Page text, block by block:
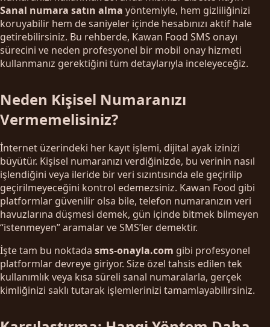
Sanal numara satın alma yöntemiyle, hem gizliliğinizi
koruyabilir hem de saniyeler içinde hesabınızı aktif hale
getirebilirsiniz. Bu rehberde, Kawan Food SMS onayı
sürecini ve neden profesyonel bir mobil onay hizmeti
kullanmanız gerektiğini tüm detaylarıyla inceleyeceğiz.
Neden Kişisel Numaranızı
Vermemelisiniz?
İnternet üzerindeki her kayıt işlemi, dijital ayak izinizi
büyütür. Kişisel numaranızı verdiğinizde, bu verinin nasıl
işlendiğini veya ileride bir veri sızıntısında ele geçirilip
geçirilmeyeceğini kontrol edemezsiniz. Kawan Food gibi
platformlar güvenilir olsa bile, telefon numaranızın veri
havuzlarına düşmesi demek, gün içinde bitmek bilmeyen
“istenmeyen” aramalar ve SMS’ler demektir.
İşte tam bu noktada sms-onayla.com gibi profesyonel
platformlar devreye giriyor. Size özel tahsis edilen tek
kullanımlık veya kısa süreli sanal numaralarla, gerçek
kimliğinizi saklı tutarak işlemlerinizi tamamlayabilirsiniz.